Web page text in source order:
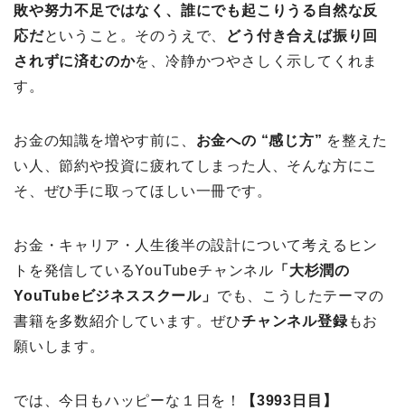
敗や努力不足ではなく、誰にでも起こりうる自然な反
応だということ。そのうえで、
どう付き合えば振り回
されずに済むのかを、冷静かつやさしく示してくれま
す。
お金の知識を増やす前に、 お金への “感じ方” を整えた
い人、節約や投資に疲れてしまった人、そんな方にこ
そ、ぜひ手に取ってほしい一冊です。
お金・キャリア・人生後半の設計について考えるヒン
トを発信しているYouTubeチャンネル 「大杉潤の
YouTubeビジネススクール」 でも、こうしたテーマの
書籍を多数紹介しています。ぜひチャンネル登録もお
願いします。
では、今日もハッピーな１日を！ 【3993日目】